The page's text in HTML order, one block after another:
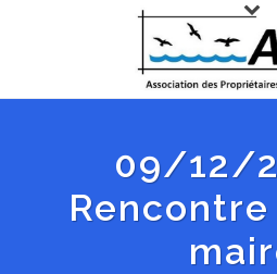
09/12/